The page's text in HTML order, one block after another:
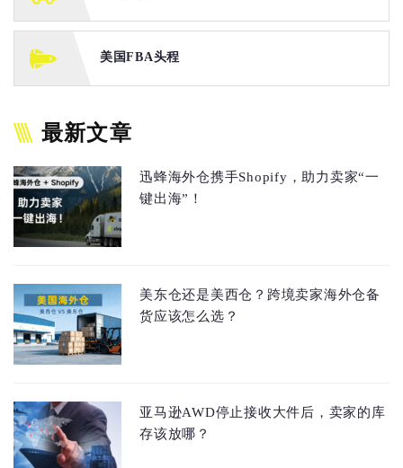
美国FBA头程
最新文章
迅蜂海外仓携手Shopify，助力卖家“一
键出海”！
美东仓还是美西仓？跨境卖家海外仓备
货应该怎么选？
亚马逊AWD停止接收大件后，卖家的库
存该放哪？